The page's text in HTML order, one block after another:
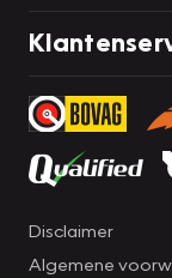
Disclaimer
Algemene